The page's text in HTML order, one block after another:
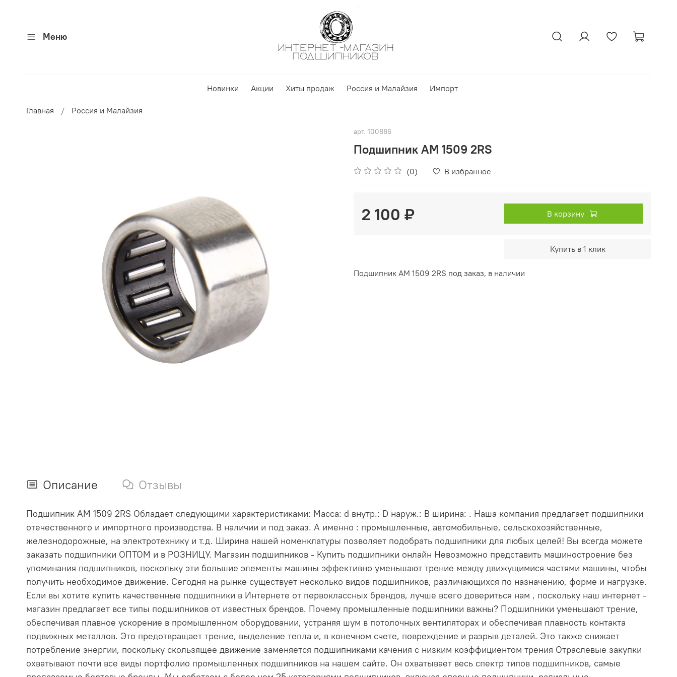
Меню
Новинки Акции Хиты продаж Россия и Малайзия Импорт
Главная Россия и Малайзия
арт. 100886
Подшипник AM 1509 2RS
(0) В избранное
2 100 ₽ В корзину
Купить в 1 клик
Подшипник AM 1509 2RS под заказ, в наличии
Описание Отзывы
Подшипник AM 1509 2RS Обладает следующими характеристиками: Масса: d внутр.: D наруж.: В ширина: . Наша компания предлагает подшипники
отечественного и импортного производства. В наличии и под заказ. А именно : промышленные, автомобильные, сельскохозяйственные,
железнодорожные, на электротехнику и т.д. Ширина нашей номенклатуры позволяет подобрать подшипники для любых целей! Вы всегда можете
заказать подшипники ОПТОМ и в РОЗНИЦУ. Магазин подшипников - Купить подшипники онлайн Невозможно представить машиностроение без
упоминания подшипников, поскольку эти большие элементы машины эффективно уменьшают трение между движущимися частями машины, чтобы
получить необходимое движение. Сегодня на рынке существует несколько видов подшипников, различающихся по назначению, форме и нагрузке.
Если вы хотите купить качественные подшипники в Интернете от первоклассных брендов, лучше всего довериться нам , поскольку наш интернет -
магазин предлагает все типы подшипников от известных брендов. Почему промышленные подшипники важны? Подшипники уменьшают трение,
обеспечивая плавное ускорение в промышленном оборудовании, устраняя шум в потолочных вентиляторах и обеспечивая плавность контакта
подвижных металлов. Это предотвращает трение, выделение тепла и, в конечном счете, повреждение и разрыв деталей. Это также снижает
потребление энергии, поскольку скользящее движение заменяется подшипниками качения с низким коэффициентом трения Отраслевые закупки
охватывают почти все виды портфолио промышленных подшипников на нашем сайте. Он охватывает весь спектр типов подшипников, самые